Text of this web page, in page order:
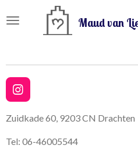
direct
hoofdinhoud
Maud van
I
n
s
a
Zuidkade 60, 9203 CN Drachten
Tel: 06-46005544